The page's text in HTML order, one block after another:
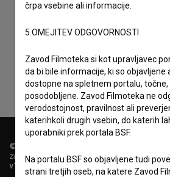
© 2018-2026, Filmoteka,
zavod za širjenje filmske kulture
v7.151.0
črpa vsebine ali informacije.
5.OMEJITEV ODGOVORNOSTI
Zavod Filmoteka si kot upravljavec
da bi bile informacije, ki so objavljene
dostopne na spletnem portalu, točne,
posodobljene. Zavod Filmoteka ne
verodostojnost, pravilnost ali
katerihkoli drugih vsebin, do katerih
uporabniki prek portala BSF.
Na portalu BSF so objavljene tudi
strani tretjih oseb, na katere Zavod